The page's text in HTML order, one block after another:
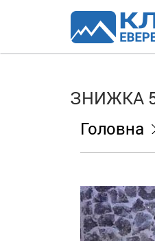
ЗНИЖКА
Головна